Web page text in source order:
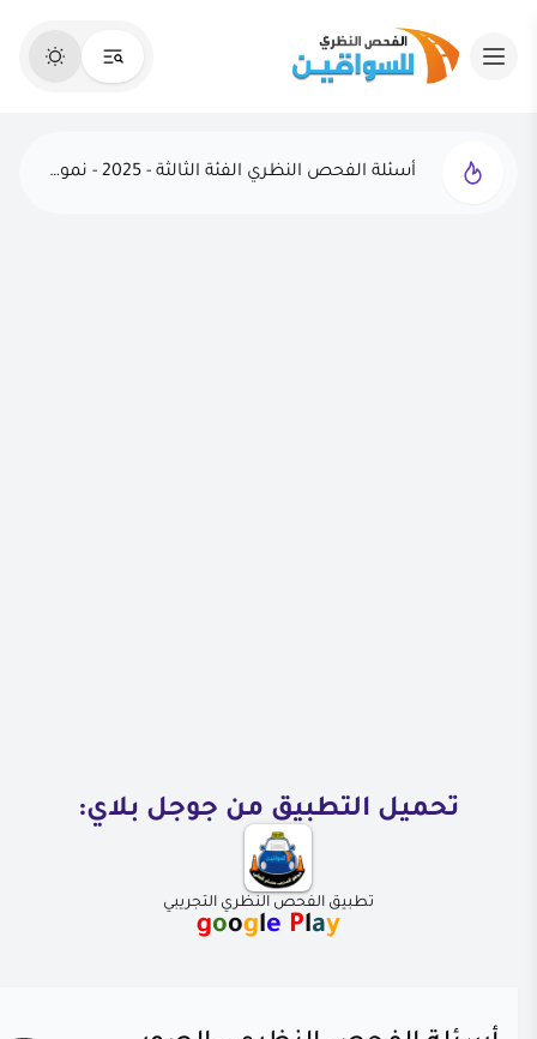
أسئلة الفحص النظري الفئة الثالثة - 2025 - نموذج 1
تحميل التطبيق من جوجل بلاي:
تطبيق الفحص النظري التجريبي
google Play